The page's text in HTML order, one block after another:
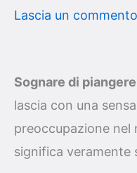
Lascia un commento
Sognare di
lascia con una
preoccupazione nel
significa veramente